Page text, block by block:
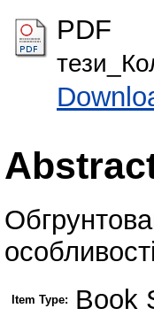
PDF
Item Type: Book